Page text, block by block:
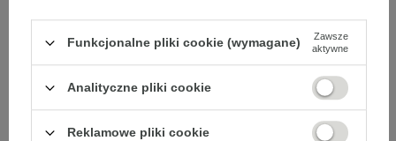
Paczka szarych kartonów klapowych - 600 szt.
Wymiary zewnętrzne: 200x120x80mm (długość x szerokość x
Opakowanie wykonane jest z tektury falistej 3-warstwowej, fala E
Funkcjonalne pliki cookie (wymagane)
Zawsze
aktywne
Analityczne pliki cookie
Reklamowe pliki cookie